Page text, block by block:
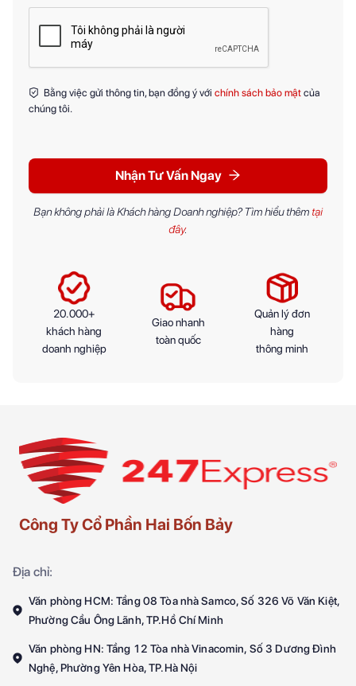
Bằng việc gửi thông tin, bạn đồng ý với chính sách bảo mật của
chúng tôi.
Nhận Tư Vấn Ngay
Bạn không phải là Khách hàng Doanh nghiệp? Tìm hiểu thêm tại
đây.
20.000+
khách hàng
doanh nghiệp
Giao nhanh
toàn quốc
Quản lý đơn
hàng
thông minh
Công Ty Cổ Phần Hai Bốn Bảy
Địa chỉ:
Văn phòng HCM: Tầng 08 Tòa nhà Samco, Số 326 Võ Văn Kiệt,
Phường Cầu Ông Lãnh, TP.Hồ Chí Minh
Văn phòng HN: Tầng 12 Tòa nhà Vinacomin, Số 3 Dương Đình
Nghệ, Phường Yên Hòa, TP.Hà Nội